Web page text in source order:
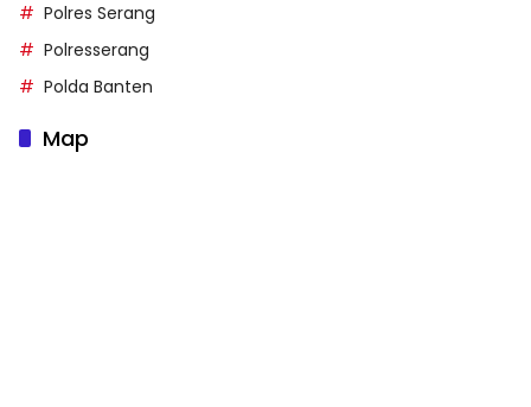
Polres Serang
Polresserang
Polda Banten
Map